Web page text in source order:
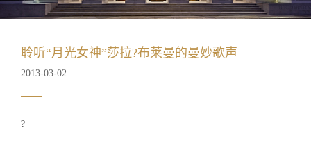
聆听“月光女神”莎拉?布莱曼的曼妙歌声
2013-03-02
?